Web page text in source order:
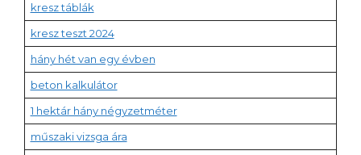
kresz táblák
kresz teszt 2024
hány hét van egy évben
beton kalkulátor
1 hektár hány négyzetméter
műszaki vizsga ára